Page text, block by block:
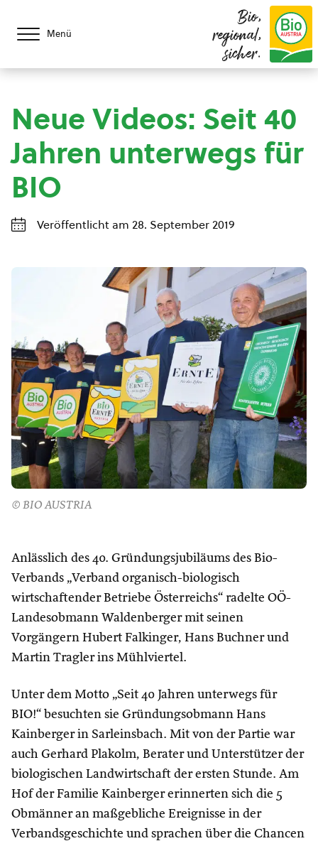
Menü
Bio,
regional,
sicher.
Neue Videos: Seit 40
Jahren unterwegs für
BIO
Veröffentlicht am 28. September 2019
© BIO AUSTRIA
Anlässlich des 40. Gründungsjubiläums des Bio-
Verbands „Verband organisch-biologisch
wirtschaftender Betriebe Österreichs“ radelte OÖ-
Landesobmann Waldenberger mit seinen
Vorgängern Hubert Falkinger, Hans Buchner und
Martin Tragler ins Mühlviertel.
Unter dem Motto „Seit 40 Jahren unterwegs für
BIO!“ besuchten sie Gründungsobmann Hans
Kainberger in Sarleinsbach. Mit von der Partie war
auch Gerhard Plakolm, Berater und Unterstützer der
biologischen Landwirtschaft der ersten Stunde. Am
Hof der Familie Kainberger erinnerten sich die 5
Obmänner an maßgebliche Ereignisse in der
Verbandsgeschichte und sprachen über die Chancen